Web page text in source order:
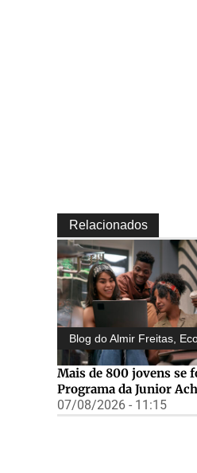
Relacionados
Blog do Almir Freitas,
Mais de 800 jovens se
Programa da Junior
07/08/2026 - 11:15